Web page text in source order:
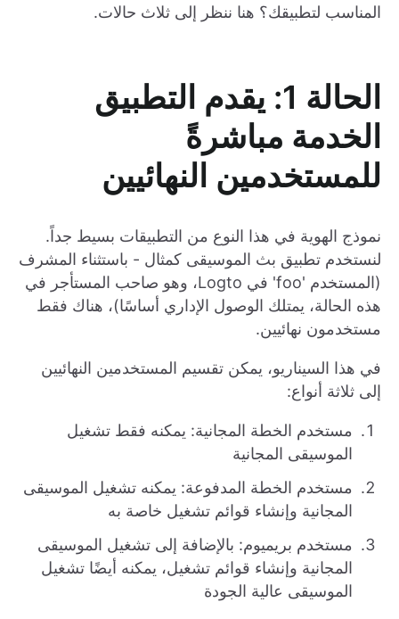
المناسب لتطبيقك؟ هنا ننظر إلى ثلاث حالات.
الحالة 1: يقدم التطبيق
الخدمة مباشرةً
للمستخدمين النهائيين
نموذج الهوية في هذا النوع من التطبيقات بسيط جداً.
لنستخدم تطبيق بث الموسيقى كمثال - باستثناء المشرف
(المستخدم 'foo' في Logto، وهو صاحب المستأجر في
هذه الحالة، يمتلك الوصول الإداري أساسًا)، هناك فقط
مستخدمون نهائيين.
في هذا السيناريو، يمكن تقسيم المستخدمين النهائيين
إلى ثلاثة أنواع:
مستخدم الخطة المجانية: يمكنه فقط تشغيل
الموسيقى المجانية
مستخدم الخطة المدفوعة: يمكنه تشغيل الموسيقى
المجانية وإنشاء قوائم تشغيل خاصة به
مستخدم بريميوم: بالإضافة إلى تشغيل الموسيقى
المجانية وإنشاء قوائم تشغيل، يمكنه أيضًا تشغيل
الموسيقى عالية الجودة